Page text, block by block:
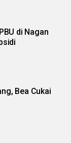
di Nagan
Bea Cukai